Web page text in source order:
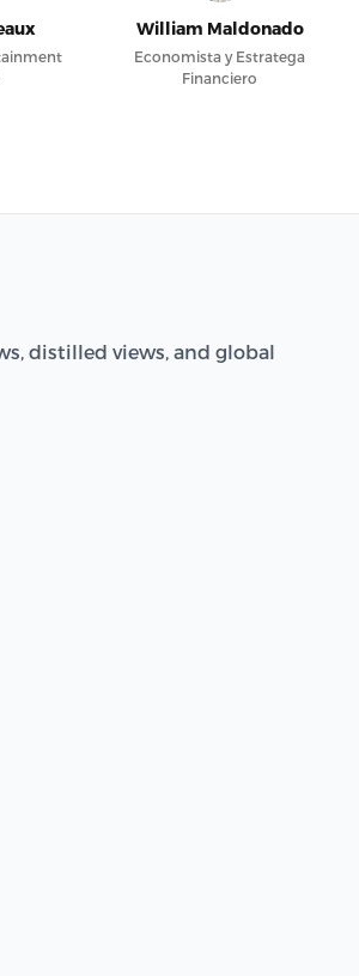
William Maldonado
Economista y Estratega
Financiero
distilled views, and global